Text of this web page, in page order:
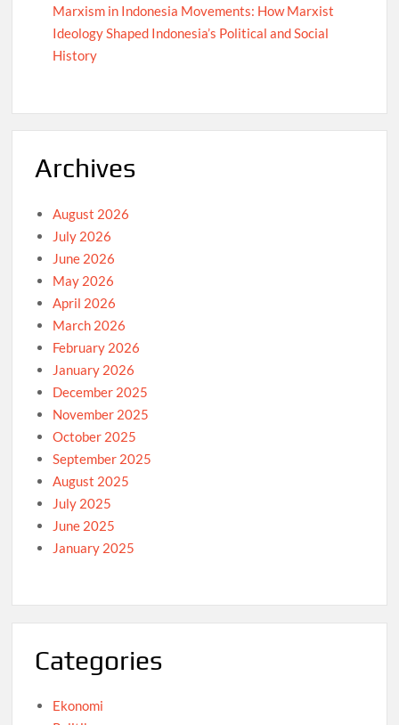
Marxism in Indonesia Movements: How Marxist
Ideology Shaped Indonesia’s Political and Social
History
Archives
August 2026
July 2026
June 2026
May 2026
April 2026
March 2026
February 2026
January 2026
December 2025
November 2025
October 2025
September 2025
August 2025
July 2025
June 2025
January 2025
Categories
Ekonomi